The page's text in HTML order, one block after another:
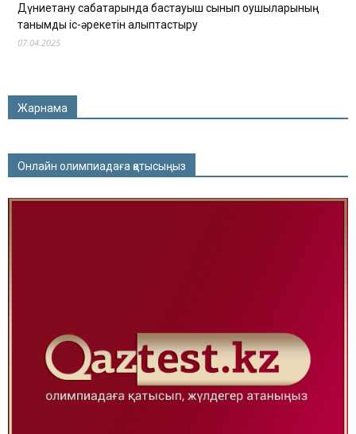
Дүниетану сабақтарында бастауыш сынып оқушыларының
танымдық іс-әрекетін қалыптастыру
07.04.2025
Жарнама
Онлайн олимпиадаға қатысыңыз